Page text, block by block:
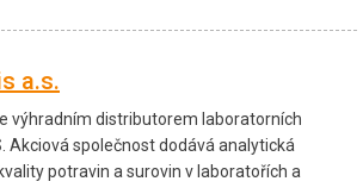
a.s.
výhradním distributorem laboratorních
Akciová společnost dodává analytická
potravin a surovin v laboratořích a